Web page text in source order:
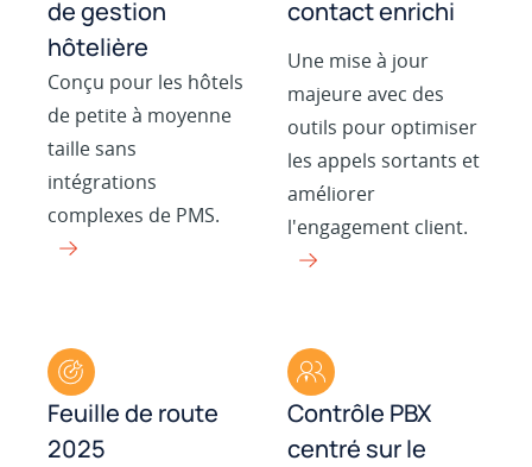
de gestion
hôtelière
Conçu pour les hôtels
de petite à moyenne
taille sans
intégrations
complexes de PMS.
contact enrichi
Une mise à jour
majeure avec des
outils pour optimiser
les appels sortants et
améliorer
l'engagement client.
Feuille de route
2025
Contrôle PBX
centré sur le